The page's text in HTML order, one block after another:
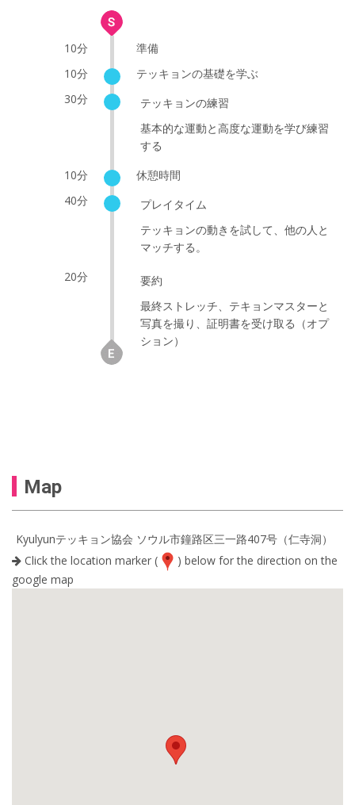
10分
準備
10分
テッキョンの基礎を学ぶ
30分
テッキョンの練習
基本的な運動と高度な運動を学び練習
する
10分
休憩時間
40分
プレイタイム
テッキョンの動きを試して、他の人と
マッチする。
20分
要約
最終ストレッチ、テキョンマスターと
写真を撮り、証明書を受け取る（オプ
ション）
Map
Kyulyunテッキョン協会 ソウル市鐘路区三一路407号（仁寺洞）
Click the location marker (
) below for the direction on the
google map